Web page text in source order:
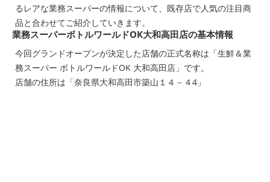
るレアな業務スーパーの情報について、既存店で人気の注目商
品と合わせてご紹介していきます。
業務スーパーボトルワールドOK大和高田店の基本情報
今回グランドオープンが決定した店舗の正式名称は「生鮮＆業
務スーパー ボトルワールドOK 大和高田店」です。
店舗の住所は「奈良県大和高田市築山１４－４4」